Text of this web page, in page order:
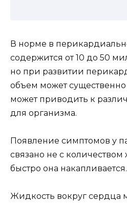
В норме в
содержится от 10 до 50
но при развитии
объем может существенно
может приводить к
для организма.
Появление симптомов у
связано не с количеством
быстро она накапливается.
Жидкость вокруг сердца